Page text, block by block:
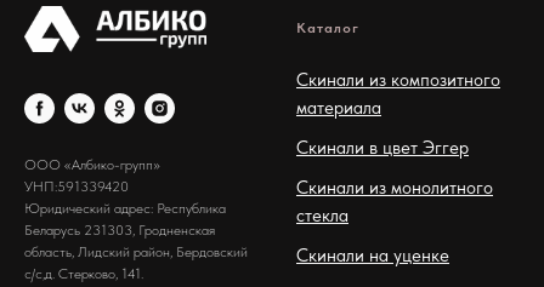
ООО «Албико-групп»
УНП:591339420
Юридический адрес: Республика
Беларусь 231303, Гродненская
область, Лидский район, Бердовский
с/с,д. Стерково, 141.
Каталог
Cкинали из композитного
материала
Скинали в цвет Эггер
Скинали из монолитного
стекла
Скинали на уценке